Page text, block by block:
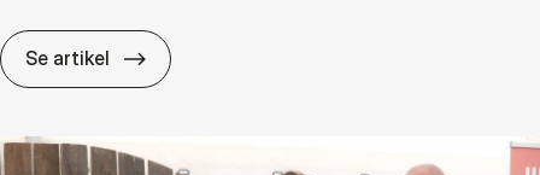
Se artikel Hvis vi­den er en til­lids­kamp, hvem